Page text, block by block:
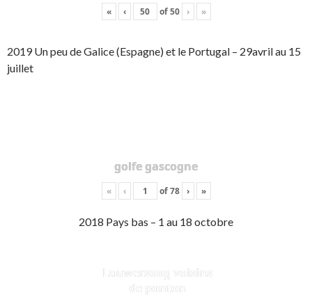
« ‹ of50 › »
2019 Un peu de Galice (Espagne) et le Portugal – 29avril au 15
juillet
golfe gascogne
« ‹ of78 › »
2018 Pays bas – 1 au 18 octobre
Lauwersoog voisins
de ponton